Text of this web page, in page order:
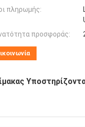
πληρωμής:
προσφοράς: